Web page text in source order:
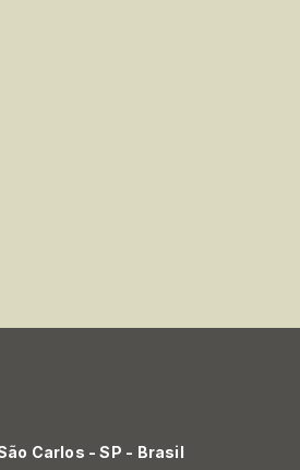
Carlos - SP - Brasil